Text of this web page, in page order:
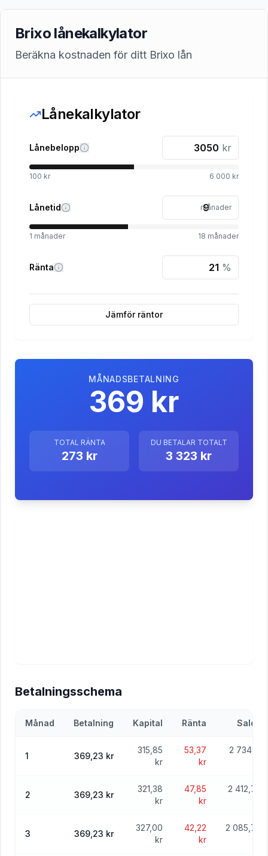
Brixo lånekalkylator
Beräkna kostnaden för ditt Brixo lån
Lånekalkylator
Lånebelopp kr
100 kr 6 000 kr
Lånetid månader
1 månader 18 månader
Ränta %
Jämför räntor
MÅNADSBETALNING
369 kr
TOTAL RÄNTA
273 kr
DU BETALAR TOTALT
3 323 kr
Betalningsschema
Månad Betalning Kapital Ränta Saldo
1 369,23 kr
315,85
kr
53,37
kr
2 734,15
2 369,23 kr
321,38
kr
47,85
kr
2 412,77
3 369,23 kr
327,00
kr
42,22
kr
2 085,76